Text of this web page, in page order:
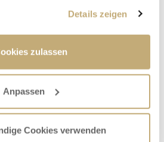
Details zeigen
zulassen
Anpassen
Cookies verwenden